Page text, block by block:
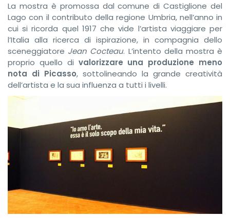
La mostra è promossa dal comune di Castiglione del
Lago con il contributo della regione Umbria, nell’anno in
cui si ricorda quel 1917 che vide l’artista viaggiare per
l’Italia alla ricerca di ispirazione, in compagnia dello
sceneggiatore Jean Cocteau. L’intento della mostra è
proprio quello di valorizzare una produzione meno
nota di Picasso, sottolineando la grande creatività
dell’artista e la sua influenza a tutti i livelli.